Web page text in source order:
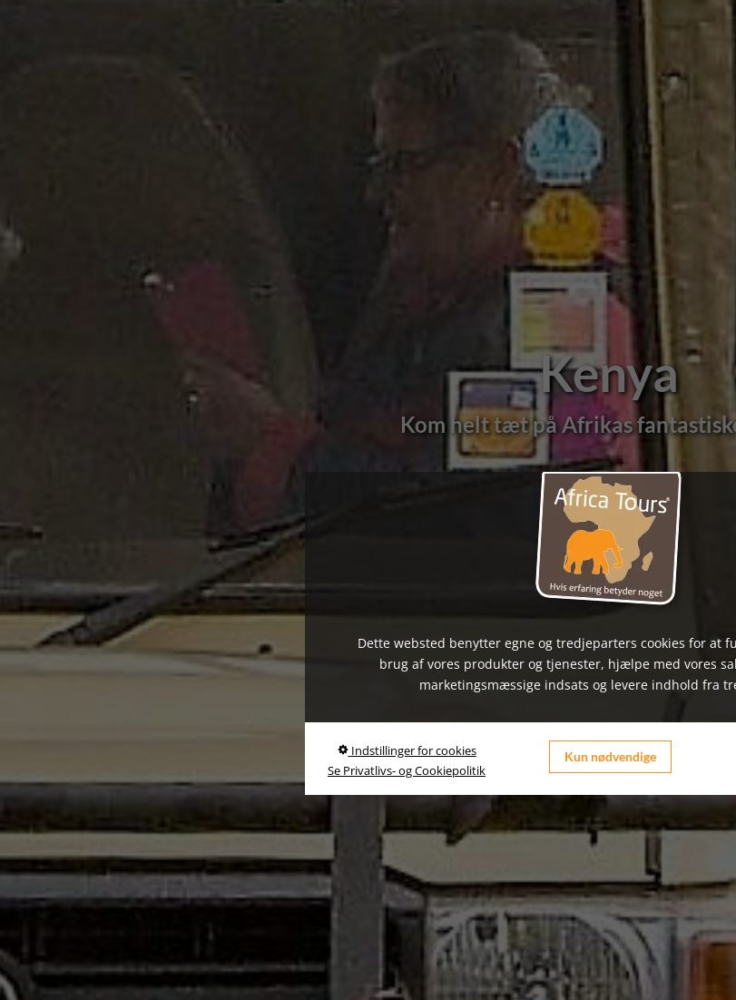
Kenya
Fællesskab og et stort udbud af rejser
Dette websted benytter egne og tredjeparters cookies for at
brug af vores produkter og tjenester, hjælpe med vores
marketingsmæssige indsats og levere indhold fra
Indstillinger for cookies
Se Privatlivs- og Cookiepolitik
Kun nødvendige